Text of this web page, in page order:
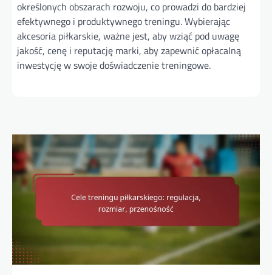
określonych obszarach rozwoju, co prowadzi do bardziej
efektywnego i produktywnego treningu. Wybierając
akcesoria piłkarskie, ważne jest, aby wziąć pod uwagę
jakość, cenę i reputację marki, aby zapewnić opłacalną
inwestycję w swoje doświadczenie treningowe.